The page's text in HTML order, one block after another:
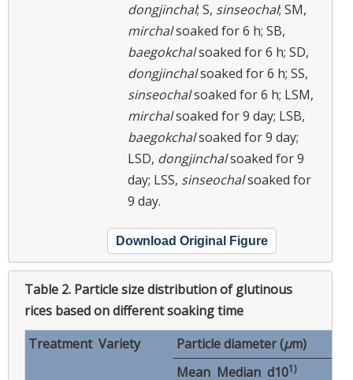
dongjinchal; S, sinseochal; SM,
mirchalsoaked for 6 h; SB,
baegokchalsoaked for 6 h; SD,
dongjinchalsoaked for 6 h; SS,
sinseochalsoaked for 6 h; LSM,
mirchalsoaked for 9 day; LSB,
baegokchalsoaked for 9 day;
LSD, dongjinchalsoaked for 9
day; LSS, sinseochalsoaked for
9 day.
Download Original Figure
Table 2. Particle size distribution of glutinous
rices based on different soaking time
Treatment Variety Particle diameter (μm)
Mean Median d101)